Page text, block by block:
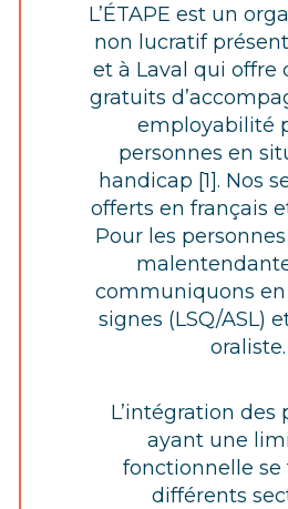
L’ÉTAPE est un
non lucratif
et à Laval qui offre
gratuits
employabilité
personnes en
handicap [1]. Nos
offerts en français
Pour les
communiquons
signes (LSQ/ASL)
oraliste.
L’intégration des
ayant une
fonctionnelle se
différents